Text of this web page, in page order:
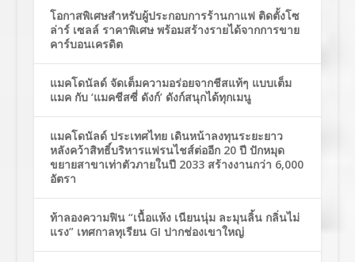
โอกาสพิเศษสำหรับผู้ประกอบการร้านกาแฟ ติดตั้งโซ
ล่าร์ เซลล์ ราคาพิเศษ พร้อมสร้างรายได้จากการขาย
คาร์บอนเครดิต
แมคโดนัลด์ จัดเต็มความอร่อยจากชีสแท้ๆ แบบเต็ม
แมค กับ ‘แมคชีสซี่ ดังก์’ ดังก์สนุกได้ทุกเมนู
แมคโดนัลด์ ประเทศไทย เดินหน้าลงทุนระยะยาว
หลังคว้าสิทธิ์บริหารแฟรนไชส์ต่ออีก 20 ปี ปักหมุด
ขยายสาขาเท่าตัวภายในปี 2033 สร้างงานกว่า 6,000
อัตรา
ท้าลองความฟิน “เนื้อแห้ง เนียนนุ่ม ละมุนลิ้น กลิ่นไม่
แรง” เทศกาลทุเรียน GI ปากช่องเขาใหญ่